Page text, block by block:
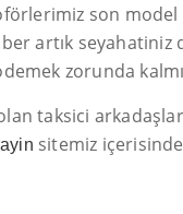
son
artık
zorunda
taksici
sitemiz